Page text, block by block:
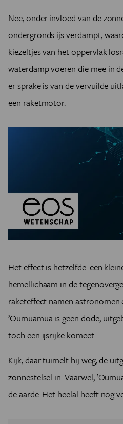
Nee, onder invloed van de
ondergronds ijs verdampt,
kiezeltjes van het oppervlak
waterdamp voeren die mee in
er sprake is van de vervuilde
een raketmotor.
Het effect is hetzelfde: een
hemellichaam in de
raketeffect namen astronomen
’Oumuamua is geen dode,
toch een ijsrijke komeet.
Kijk, daar tuimelt hij weg, de
zonnestelsel in. Vaarwel,
de aarde. Het heelal heeft nog